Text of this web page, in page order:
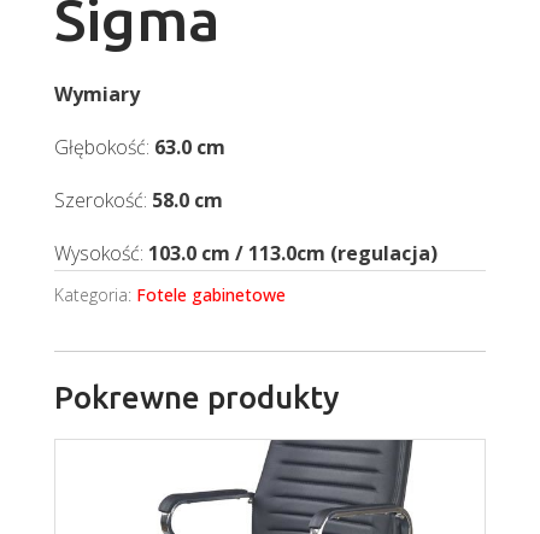
Sigma
Wymiary
Głębokość: 63.0 cm
Szerokość: 58.0 cm
Wysokość: 103.0 cm / 113.0cm (regulacja)
Kategoria: Fotele gabinetowe
Pokrewne produkty